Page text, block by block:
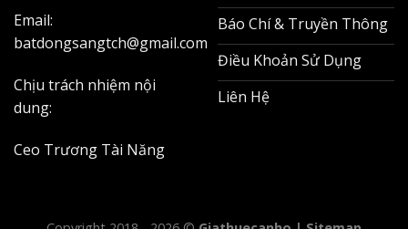
Đặt cọc: 2 tháng tiền thuê
Thanh toán: 3 tháng/lần
Phí môi giới: 1 tháng tiền thuê (đã bao gồm VAT)
Chi phí quản lý và phí dịch vụ hàng tháng
Phí quản lý: 12.000đ/m²/tháng
Email:
batdongsangtch@gmail.com
Chịu trách nhiệm nội
dung:
Ceo Trương Tài Năng
Báo Chí & Truyền Thông
Điều Khoản Sử Dụng
Liên Hệ